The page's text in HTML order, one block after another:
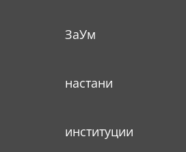
ЗаУм
настани
институции